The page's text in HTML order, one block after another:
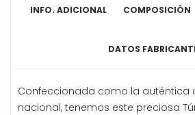
INFO. ADICIONAL COMPOSICIÓN
DATOS
Confeccionada como la auténtica
nacional, tenemos este preciosa